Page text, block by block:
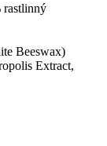
rastlinný
Beeswax)
Extract,